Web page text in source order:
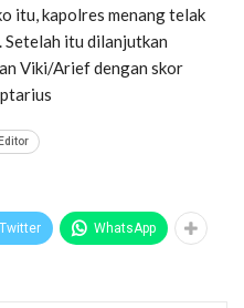
itu, kapolres menang telak
itu dilanjutkan
Viki/Arief dengan skor
Twitter WhatsApp